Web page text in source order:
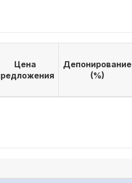
Цена
Депонирование
(%)